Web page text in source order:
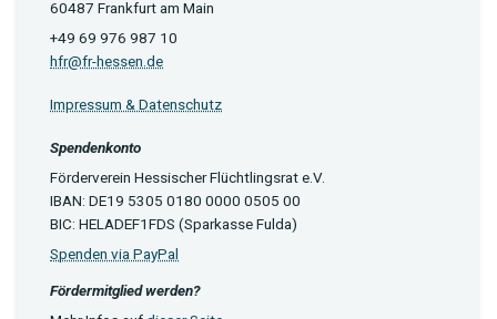
60487 Frankfurt am Main
+49 69 976 987 10
hfr@fr-hessen.de
Impressum & Datenschutz
Spendenkonto
Förderverein Hessischer Flüchtlingsrat e.V.
IBAN: DE19 5305 0180 0000 0505 00
BIC: HELADEF1FDS (Sparkasse Fulda)
Spenden via PayPal
Fördermitglied werden?